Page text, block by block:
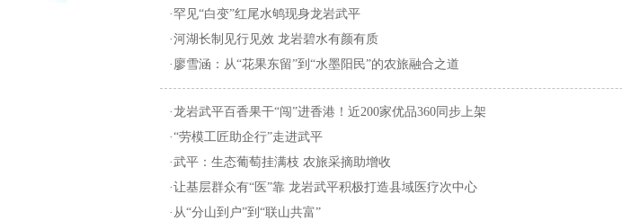
·罕见“白变”红尾水鸲现身龙岩武平
·河湖长制见行见效 龙岩碧水有颜有质
·廖雪涵：从“花果东留”到“水墨阳民”的农旅融合之道
·龙岩武平百香果干“闯”进香港！近200家优品360同步上架
·“劳模工匠助企行”走进武平
·武平：生态葡萄挂满枝 农旅采摘助增收
·让基层群众有“医”靠 龙岩武平积极打造县域医疗次中心
·从“分山到户”到“联山共富”